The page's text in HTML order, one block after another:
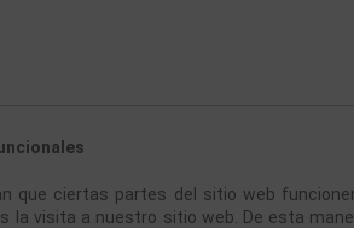
que ciertas partes del sitio web
la visita a nuestro sitio web. De esta